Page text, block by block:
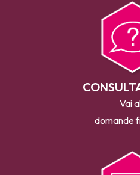
Vai
domande